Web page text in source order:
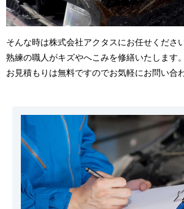
そんな時は株式会社アクタスにお任せください
熟練の職人がキズやへこみを修繕いたします。
お見積もりは無料ですのでお気軽にお問い合